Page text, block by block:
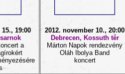
19:00
a
2012. november 10., 20:00
Debrecen, Kossuth tér
Márton Napok rendezvény
Oláh Ibolya Band
koncert